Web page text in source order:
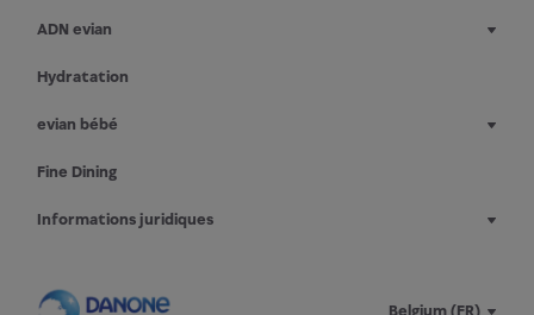
ADN evian
Hydratation
evian bébé
Fine Dining
Informations juridiques
Belgium (FR)